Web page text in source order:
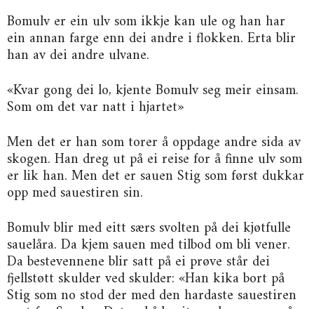
Bomulv er ein ulv som ikkje kan ule og han har
ein annan farge enn dei andre i flokken. Erta blir
han av dei andre ulvane.
«Kvar gong dei lo, kjente Bomulv seg meir einsam.
Som om det var natt i hjartet»
Men det er han som torer å oppdage andre sida av
skogen. Han dreg ut på ei reise for å finne ulv som
er lik han. Men det er sauen Stig som først dukkar
opp med sauestiren sin.
Bomulv blir med eitt særs svolten på dei kjøtfulle
sauelåra. Da kjem sauen med tilbod om bli vener.
Da bestevennene blir satt på ei prøve står dei
fjellstøtt skulder ved skulder: «Han kika bort på
Stig som no stod der med den hardaste sauestiren